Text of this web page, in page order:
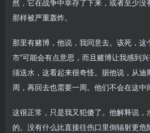
然，它在战争中幸存了下来，或者至少没
那样被严重轰炸。
那里有赌博，他说，我同意去。该死，这
市”可能会有点意思，而且赌博让我感到
须送水，这看起来很奇怪。据他说，从迪
周，再回去也需要一周。他们不会在这中
这很正常，只是我又犯傻了。他解释说，
的。没有什么比直接往伤口里倒辐射更危